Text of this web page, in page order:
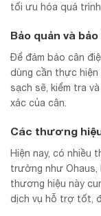
tối ưu hóa quá
Bảo quản và
Để đảm bảo cân
dùng cần thực hiện
sạch sẽ, kiểm tra
xác của cân.
Các thương
Hiện nay, có nhiều
trường như Ohaus,
thương hiệu này
dịch vụ hỗ trợ tốt,